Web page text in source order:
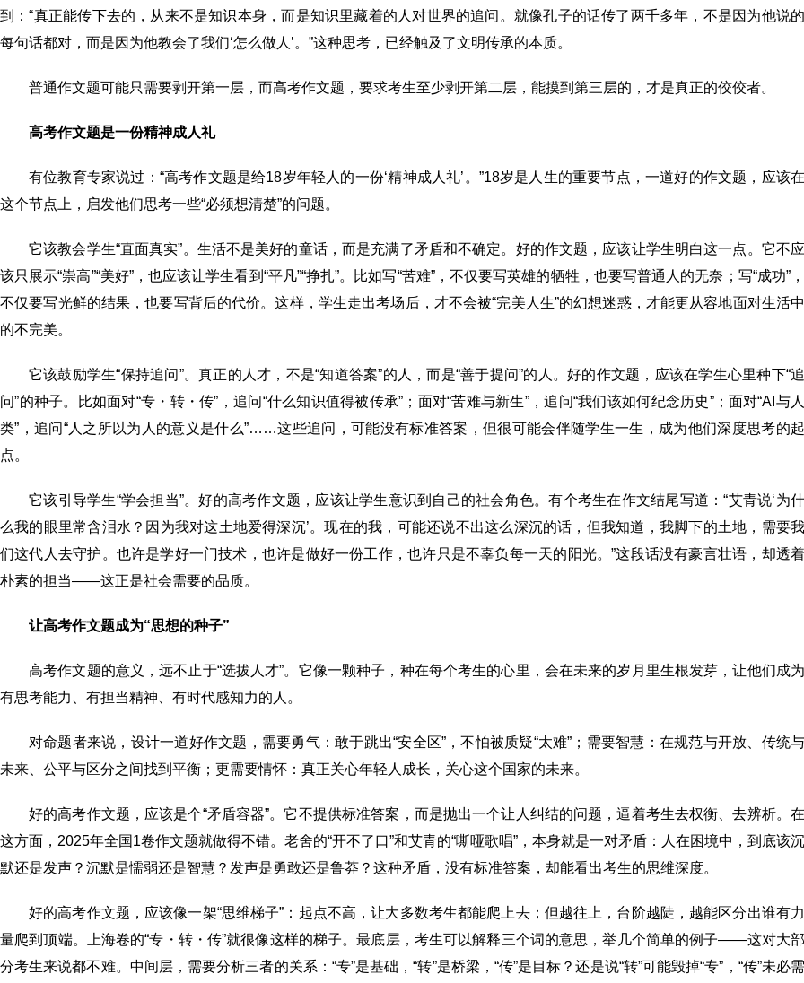
到：“真正能传下去的，从来不是知识本身，而是知识里藏着的人对世界的追问。就像孔子的话传了两千多年，不是因为他说的
每句话都对，而是因为他教会了我们‘怎么做人’。”这种思考，已经触及了文明传承的本质。
普通作文题可能只需要剥开第一层，而高考作文题，要求考生至少剥开第二层，能摸到第三层的，才是真正的佼佼者。
高考作文题是一份精神成人礼
有位教育专家说过：“高考作文题是给18岁年轻人的一份‘精神成人礼’。”18岁是人生的重要节点，一道好的作文题，应该在
这个节点上，启发他们思考一些“必须想清楚”的问题。
它该教会学生“直面真实”。生活不是美好的童话，而是充满了矛盾和不确定。好的作文题，应该让学生明白这一点。它不应
该只展示“崇高”“美好”，也应该让学生看到“平凡”“挣扎”。比如写“苦难”，不仅要写英雄的牺牲，也要写普通人的无奈；写“成功”，
不仅要写光鲜的结果，也要写背后的代价。这样，学生走出考场后，才不会被“完美人生”的幻想迷惑，才能更从容地面对生活中
的不完美。
它该鼓励学生“保持追问”。真正的人才，不是“知道答案”的人，而是“善于提问”的人。好的作文题，应该在学生心里种下“追
问”的种子。比如面对“专・转・传”，追问“什么知识值得被传承”；面对“苦难与新生”，追问“我们该如何纪念历史”；面对“AI与人
类”，追问“人之所以为人的意义是什么”……这些追问，可能没有标准答案，但很可能会伴随学生一生，成为他们深度思考的起
点。
它该引导学生“学会担当”。好的高考作文题，应该让学生意识到自己的社会角色。有个考生在作文结尾写道：“艾青说‘为什
么我的眼里常含泪水？因为我对这土地爱得深沉’。现在的我，可能还说不出这么深沉的话，但我知道，我脚下的土地，需要我
们这代人去守护。也许是学好一门技术，也许是做好一份工作，也许只是不辜负每一天的阳光。”这段话没有豪言壮语，却透着
朴素的担当——这正是社会需要的品质。
让高考作文题成为“思想的种子”
高考作文题的意义，远不止于“选拔人才”。它像一颗种子，种在每个考生的心里，会在未来的岁月里生根发芽，让他们成为
有思考能力、有担当精神、有时代感知力的人。
对命题者来说，设计一道好作文题，需要勇气：敢于跳出“安全区”，不怕被质疑“太难”；需要智慧：在规范与开放、传统与
未来、公平与区分之间找到平衡；更需要情怀：真正关心年轻人成长，关心这个国家的未来。
好的高考作文题，应该是个“矛盾容器”。它不提供标准答案，而是抛出一个让人纠结的问题，逼着考生去权衡、去辨析。在
这方面，2025年全国1卷作文题就做得不错。老舍的“开不了口”和艾青的“嘶哑歌唱”，本身就是一对矛盾：人在困境中，到底该沉
默还是发声？沉默是懦弱还是智慧？发声是勇敢还是鲁莽？这种矛盾，没有标准答案，却能看出考生的思维深度。
好的高考作文题，应该像一架“思维梯子”：起点不高，让大多数考生都能爬上去；但越往上，台阶越陡，越能区分出谁有力
量爬到顶端。上海卷的“专・转・传”就很像这样的梯子。最底层，考生可以解释三个词的意思，举几个简单的例子——这对大部
分考生来说都不难。中间层，需要分析三者的关系：“专”是基础，“转”是桥梁，“传”是目标？还是说“转”可能毁掉“专”，“传”未必需